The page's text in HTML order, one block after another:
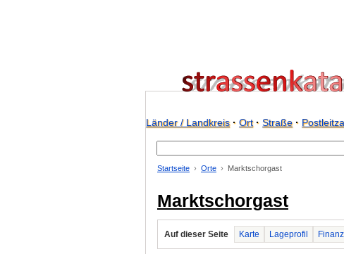
Länder / Landkreis· Ort· Straße·
Startseite Orte Marktschorgast
Marktschorgast
Auf dieser Seite Karte Lageprofil